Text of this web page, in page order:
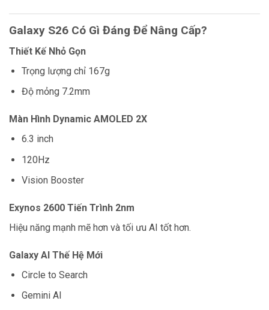
Galaxy S26 Có Gì Đáng Để Nâng Cấp?
Thiết Kế Nhỏ Gọn
Trọng lượng chỉ 167g
Độ mỏng 7.2mm
Màn Hình Dynamic AMOLED 2X
6.3 inch
120Hz
Vision Booster
Exynos 2600 Tiến Trình 2nm
Hiệu năng mạnh mẽ hơn và tối ưu AI tốt hơn.
Galaxy AI Thế Hệ Mới
Circle to Search
Gemini AI